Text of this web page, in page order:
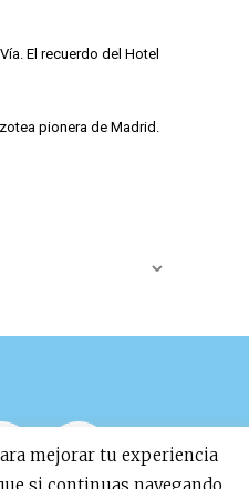
El recuerdo del Hotel
pionera de Madrid.
mejorar tu experiencia